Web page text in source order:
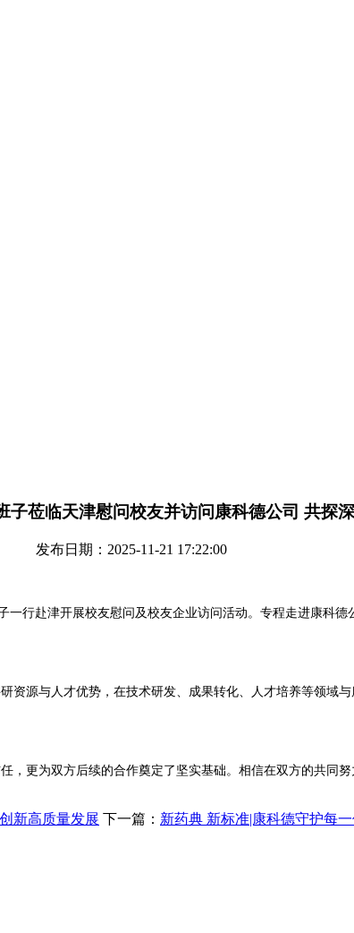
子莅临天津慰问校友并访问康科德公司 共探
发布日期：2025-11-21 17:22:00
赴津开展校友慰问及校友企业访问活动。专程走进康科德
源与人才优势，在技术研发、成果转化、人才培养等领域
更为双方后续的合作奠定了坚实基础。相信在双方的共同
新高质量发展 下一篇： 新药典 新标准|康科德守护每